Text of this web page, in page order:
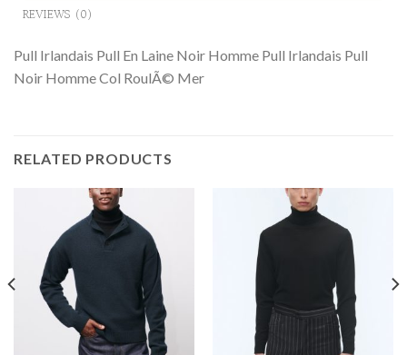
REVIEWS (0)
Pull Irlandais Pull En Laine Noir Homme Pull Irlandais Pull
Noir Homme Col RoulÃ© Mer
RELATED PRODUCTS